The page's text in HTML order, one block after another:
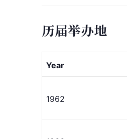
历届举办地
Year
1962